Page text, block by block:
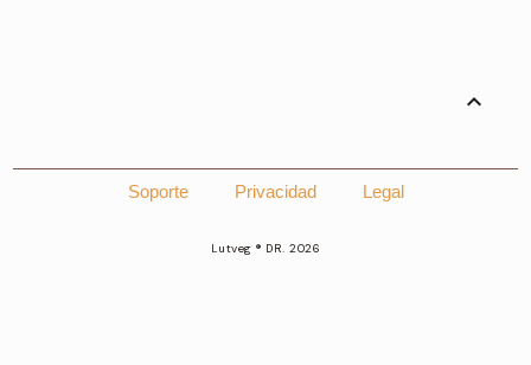
expand_less
Soporte Privacidad Legal
Lutveg ® DR. 2026